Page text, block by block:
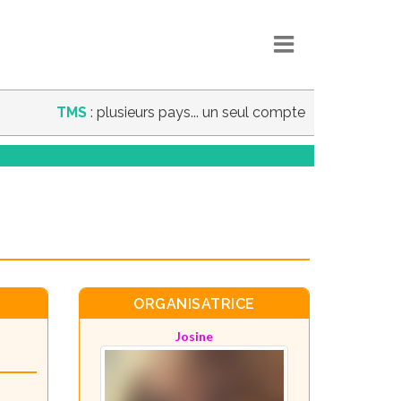
TMS : plusieurs pays... un seul compte
ORGANISATRICE
Josine